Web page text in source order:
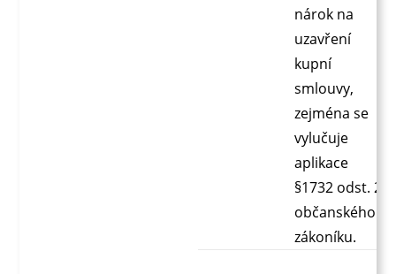
nárok na
uzavření
kupní
smlouvy,
zejména se
vylučuje
aplikace
§1732 odst. 2
občanského
zákoníku.